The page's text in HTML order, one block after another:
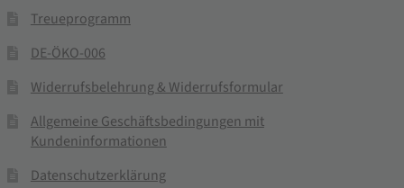
Treueprogramm
DE-ÖKO-006
Widerrufsbelehrung & Widerrufsformular
Allgemeine Geschäftsbedingungen mit
Kundeninformationen
Datenschutzerklärung